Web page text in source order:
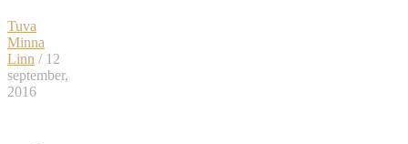
Tuva
Minna
Linn / 12
september,
2016